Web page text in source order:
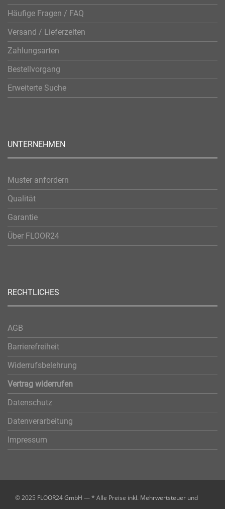
Häufige Fragen / FAQ
Versand / Lieferzeiten
Zahlungsarten
Bestellvorgang
Erweiterte Suche
UNTERNEHMEN
Muster anfordern
Qualität
Garantie
Über FLOOR24
RECHTLICHES
AGB
Barrierefreiheit
Widerrufsbelehrung
Vertrag widerrufen
Datenschutz
Datenverarbeitung
Impressum
© 2025 FLOOR24 GmbH — * Alle Preise inkl. Mehrwertsteuer und